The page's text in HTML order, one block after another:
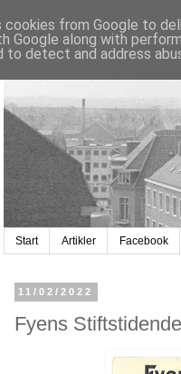
Start Artikler Facebook
11/02/2022
Fyens
cookies from Google to
Google along with
to detect and address